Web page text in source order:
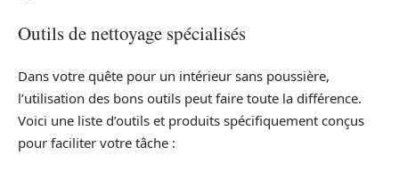
Outils de nettoyage spécialisés
Dans votre quête pour un intérieur sans poussière,
l’utilisation des bons outils peut faire toute la différence.
Voici une liste d’outils et produits spécifiquement conçus
pour faciliter votre tâche :